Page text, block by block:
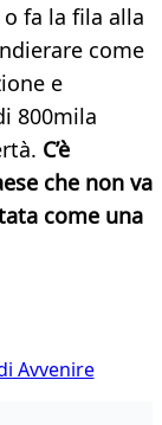
fa la fila alla
come
e
800mila
C’è
che non va
come una
Avvenire